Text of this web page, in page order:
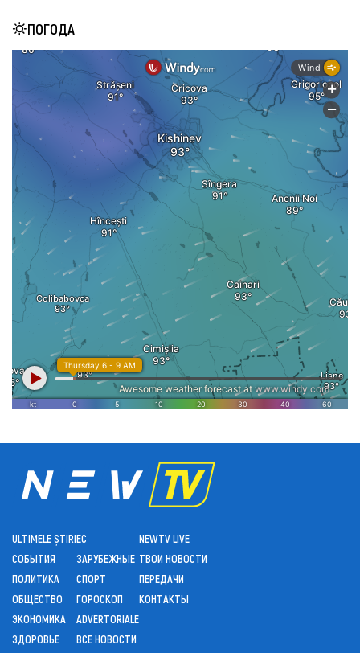
ПОГОДА
ULTIMELE ȘTIRI
СОБЫТИЯ
ПОЛИТИКА
ОБЩЕСТВО
ЭКОНОМИКА
ЗДОРОВЬЕ
ЕС
ЗАРУБЕЖНЫЕ
СПОРТ
ГОРОСКОП
ADVERTORIALE
ВСЕ НОВОСТИ
NEWTV LIVE
ТВОИ НОВОСТИ
ПЕРЕДАЧИ
КОНТАКТЫ